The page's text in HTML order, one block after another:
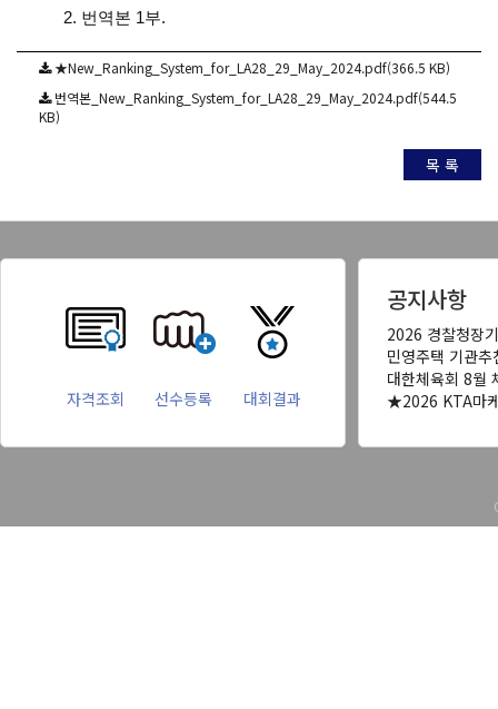
2. 번역본 1부.
★New_Ranking_System_for_LA28_29_May_2024.pdf(366.5 KB)
번역본_New_Ranking_System_for_LA28_29_May_2024.pdf(544.5
KB)
목 록
자격조회 선수등록 대회결과
공지사항
2026 경찰청장
민영주택 기관
대한체육회 8월
★2026 KTA마